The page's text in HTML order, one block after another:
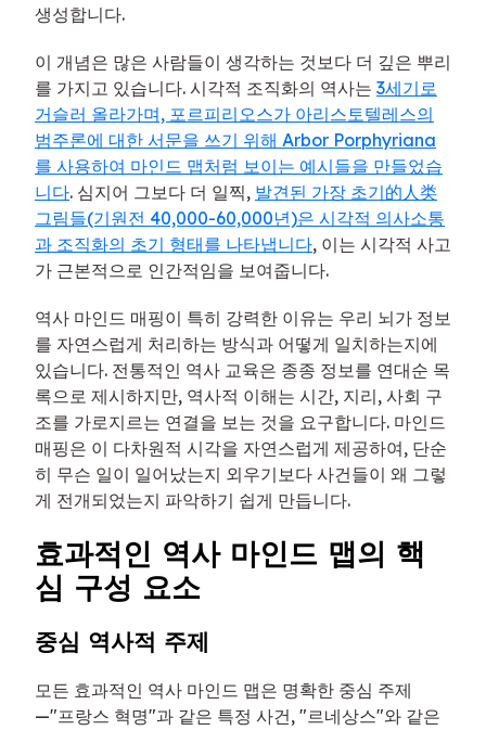
생성합니다.
이 개념은 많은 사람들이 생각하는 것보다 더 깊은 뿌리
를 가지고 있습니다. 시각적 조직화의 역사는 3세기로
거슬러 올라가며, 포르피리오스가 아리스토텔레스의
범주론에 대한 서문을 쓰기 위해 Arbor Porphyriana
를 사용하여 마인드 맵처럼 보이는 예시들을 만들었습
니다. 심지어 그보다 더 일찍, 발견된 가장 초기的人类
그림들(기원전 40,000-60,000년)은 시각적 의사소통
과 조직화의 초기 형태를 나타냅니다, 이는 시각적 사고
가 근본적으로 인간적임을 보여줍니다.
역사 마인드 매핑이 특히 강력한 이유는 우리 뇌가 정보
를 자연스럽게 처리하는 방식과 어떻게 일치하는지에
있습니다. 전통적인 역사 교육은 종종 정보를 연대순 목
록으로 제시하지만, 역사적 이해는 시간, 지리, 사회 구
조를 가로지르는 연결을 보는 것을 요구합니다. 마인드
매핑은 이 다차원적 시각을 자연스럽게 제공하여, 단순
히 무슨 일이 일어났는지 외우기보다 사건들이 왜 그렇
게 전개되었는지 파악하기 쉽게 만듭니다.
효과적인 역사 마인드 맵의 핵
심 구성 요소
중심 역사적 주제
모든 효과적인 역사 마인드 맵은 명확한 중심 주제
—"프랑스 혁명"과 같은 특정 사건, "르네상스"와 같은